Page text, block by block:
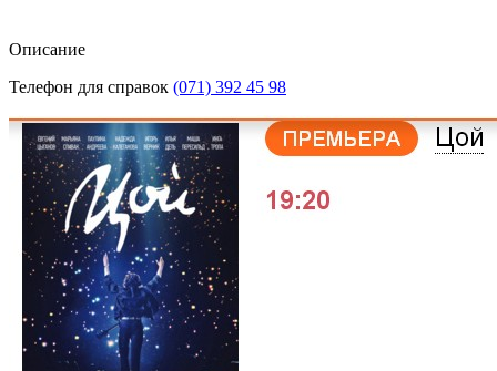
Описание
Телефон для справок (071) 392 45 98